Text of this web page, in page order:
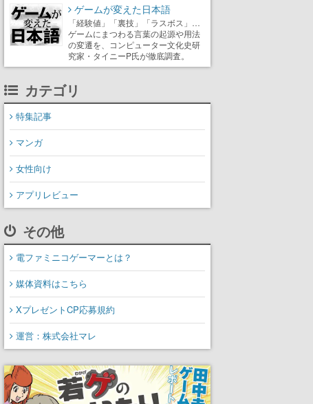
ゲームが変えた日本語
「経験値」「裏技」「ラスボス」…
ゲームにまつわる言葉の起源や用法
の変遷を、コンピューター文化史研
究家・タイニーP氏が徹底調査。
カテゴリ
特集記事
マンガ
女性向け
アプリレビュー
その他
電ファミニコゲーマーとは？
媒体資料はこちら
XプレゼントCP応募規約
運営：株式会社マレ